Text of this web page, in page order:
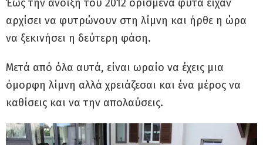
Έως την άνοιξη του 2012 ορισμένα φυτά είχαν
αρχίσει να φυτρώνουν στη λίμνη και ήρθε η ώρα
να ξεκινήσει η δεύτερη φάση.
Μετά από όλα αυτά, είναι ωραίο να έχεις μια
όμορφη λίμνη αλλά χρειάζεσαι και ένα μέρος να
καθίσεις και να την απολαύσεις.